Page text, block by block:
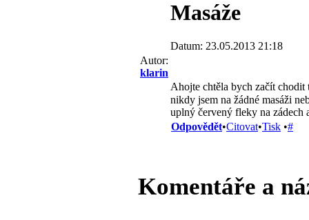
Autor:
klarin
Masáže
Datum: 23.05.2013 21:18
Ahojte chtěla bych začít chodit
nikdy jsem na žádné masáži
uplný červený fleky na zádech
Odpovědět•Citovat•Tisk •#
Komentáře a